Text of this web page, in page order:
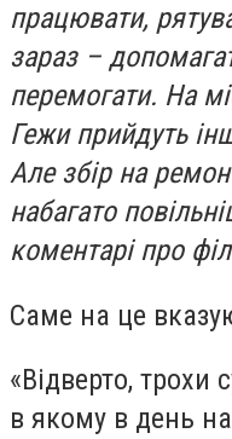
працювати,
зараз –
перемогати. На
Гежи прийдуть
Але збір на
набагато
коментарі про
Саме на це
«Відверто, трохи
в якому в день